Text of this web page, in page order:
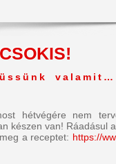
hétvégére nem
készen van! Ráadásul
a receptet: https://